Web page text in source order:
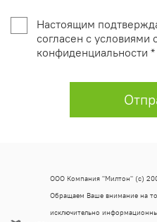
Настоящим
согласен с условиями
конфиденциальности *
ООО Компания "Милтон" (с)
Обращаем Ваше внимание на
исключительно